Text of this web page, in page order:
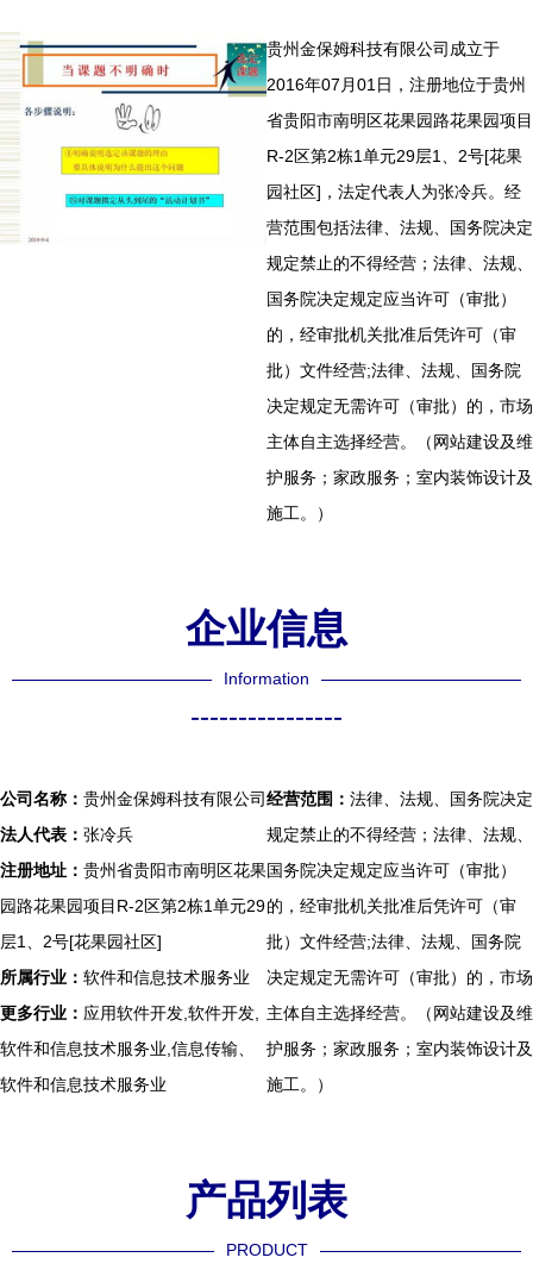
贵州金保姆科技有限公司成立于
2016年07月01日，注册地位于贵州
省贵阳市南明区花果园路花果园项目
R-2区第2栋1单元29层1、2号[花果
园社区]，法定代表人为张冷兵。经
营范围包括法律、法规、国务院决定
规定禁止的不得经营；法律、法规、
国务院决定规定应当许可（审批）
的，经审批机关批准后凭许可（审
批）文件经营;法律、法规、国务院
决定规定无需许可（审批）的，市场
主体自主选择经营。（网站建设及维
护服务；家政服务；室内装饰设计及
施工。）
企业信息
Information
----------------
公司名称： 贵州金保姆科技有限公司
法人代表： 张冷兵
注册地址： 贵州省贵阳市南明区花果
园路花果园项目R-2区第2栋1单元29
层1、2号[花果园社区]
所属行业： 软件和信息技术服务业
更多行业： 应用软件开发,软件开发,
软件和信息技术服务业,信息传输、
软件和信息技术服务业
经营范围： 法律、法规、国务院决定
规定禁止的不得经营；法律、法规、
国务院决定规定应当许可（审批）
的，经审批机关批准后凭许可（审
批）文件经营;法律、法规、国务院
决定规定无需许可（审批）的，市场
主体自主选择经营。（网站建设及维
护服务；家政服务；室内装饰设计及
施工。）
产品列表
PRODUCT